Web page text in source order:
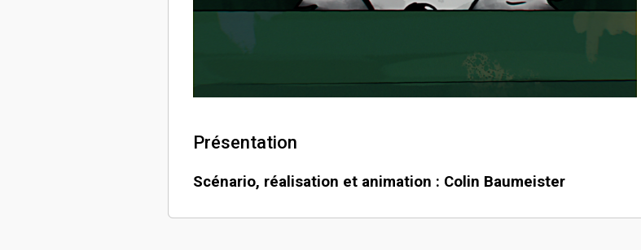
Présentation
Scénario, réalisation et animation : Colin Baumeister